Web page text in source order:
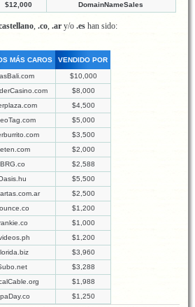
$12,000 DomainNameSales
, .co, .ar y/o .es han sido:
MÁS CAROS VENDIDO POR
$10,000
$8,000
$4,500
$5,000
$3,500
$2,000
BRG.co
$2,588
$5,500
$2,500
$1,200
$1,000
$1,200
$3,960
$3,288
$1,988
$1,250